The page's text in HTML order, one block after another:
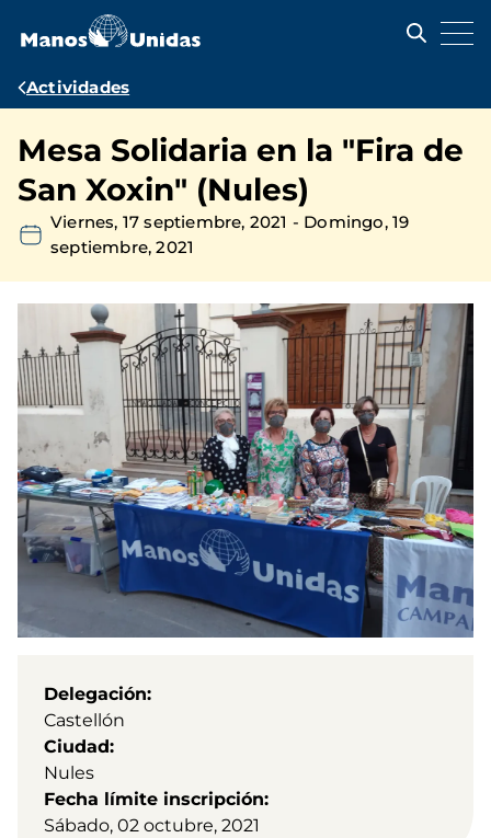
contenido
Ruta
navegación
Actividades
Mesa Solidaria en la "Fira de
San Xoxin" (Nules)
Viernes, 17 septiembre, 2021 - Domingo, 19
septiembre, 2021
Delegación
Castellón
Ciudad
Nules
Fecha límite inscripción
Sábado, 02 octubre, 2021